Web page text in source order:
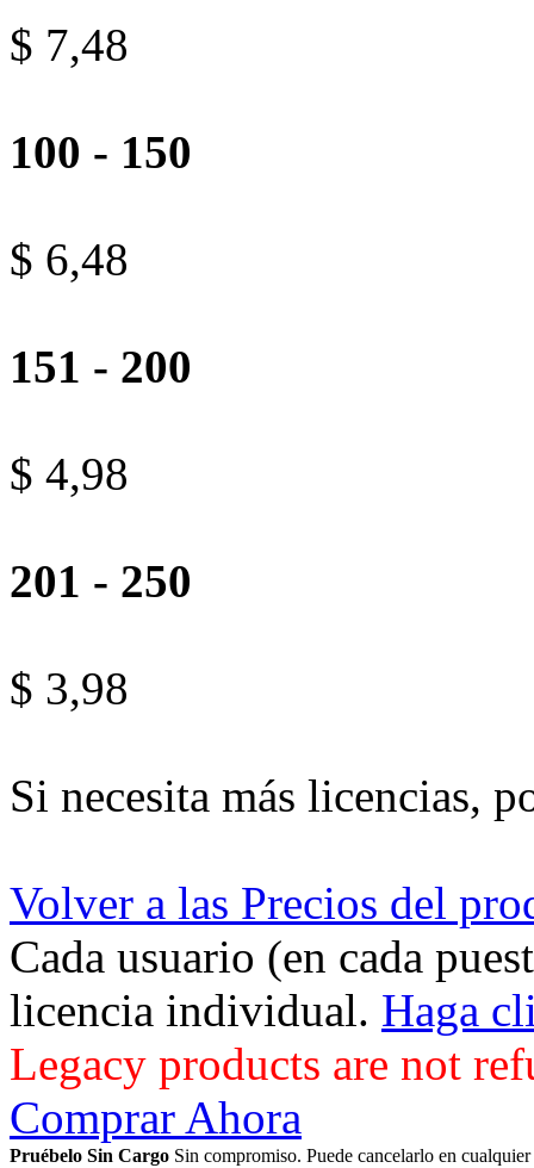
$ 7,48
100 - 150
$ 6,48
151 - 200
$ 4,98
201 - 250
$ 3,98
Si necesita más licencias,
Volver a las Precios del
Cada usuario (en cada
licencia individual. Haga
Legacy products are not
Comprar Ahora
Pruébelo Sin Cargo Sin compromiso. Puede cancelarlo en